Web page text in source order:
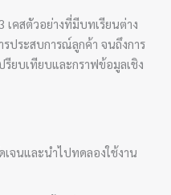
เคสตัวอย่างที่มีบทเรียนต่าง
ประสบการณ์ลูกค้า จนถึงการ
รียบเทียบและกราฟข้อมูลเชิง
จนและนำไปทดลองใช้งาน